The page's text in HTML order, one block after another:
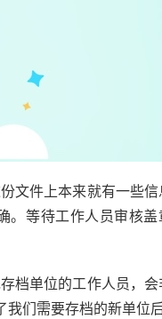
文件上本来就有一些
。等待工作人员审核
档单位的工作人员，
我们需要存档的新单位